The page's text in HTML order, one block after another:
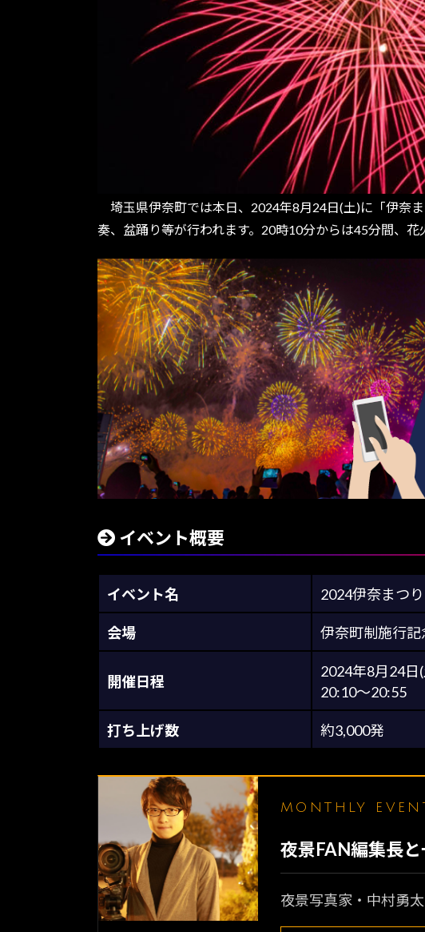
埼玉県伊奈町では本日、2024年8月24日(土)に「伊奈
奏、盆踊り等が行われます。20時10分からは45分間、花
イベント概要
イベント名 2024伊奈まつり
会場 伊奈町制施行記
開催日程
2024年8月24日
20:10～20:55
打ち上げ数 約3,000発
MONTHLY
夜景FAN編集長
夜景写真家・中村勇